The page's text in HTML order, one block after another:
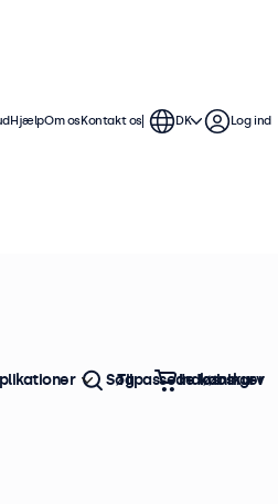
omfattende
at integrere
Sorter efter: Popularitet
HjælpOm osKontakt os DK Log ind
Tilpassede løsninger
Søg Indkøbskurv